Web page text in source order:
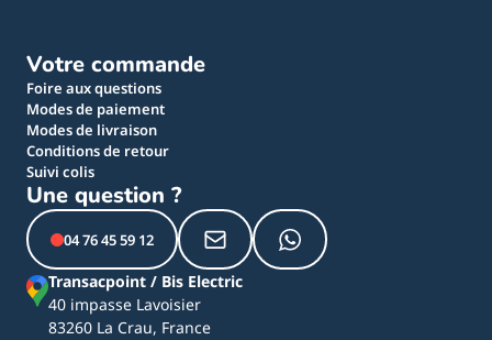
Votre commande
Foire aux questions
Modes de paiement
Modes de livraison
Conditions de retour
Suivi colis
Une question ?
04 76 45 59 12
Transacpoint / Bis Electric
40 impasse Lavoisier
83260 La Crau, France